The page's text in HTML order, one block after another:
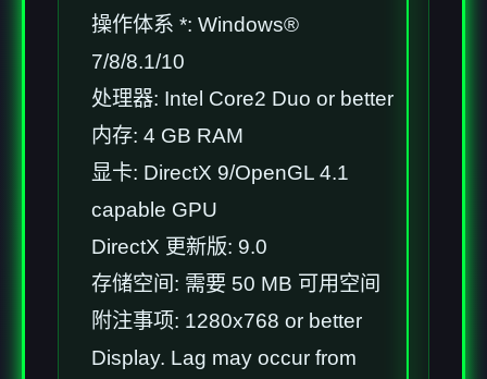
操作体系 *: Windows®
7/8/8.1/10
处理器: Intel Core2 Duo or better
内存: 4 GB RAM
显卡: DirectX 9/OpenGL 4.1
capable GPU
DirectX 更新版: 9.0
存储空间: 需要 50 MB 可用空间
附注事项: 1280x768 or better
Display. Lag may occur from